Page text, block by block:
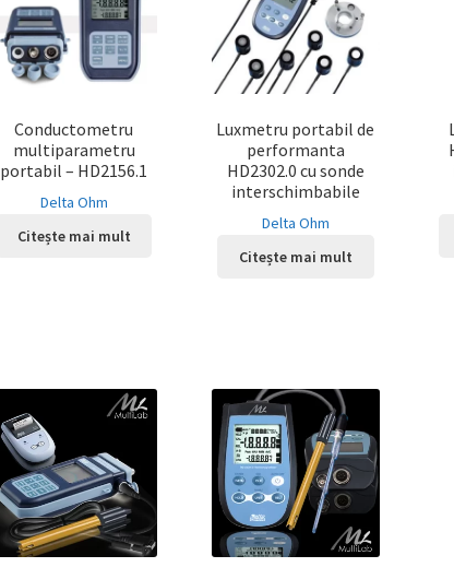
Conductometru
multiparametru
portabil – HD2156.1
Delta Ohm
Citește mai mult
Luxmetru portabil de
performanta
HD2302.0 cu sonde
interschimbabile
Delta Ohm
Citește mai mult